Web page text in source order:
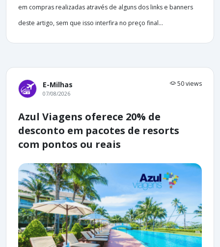
em compras realizadas através de alguns dos links e banners
deste artigo, sem que isso interfira no preço final...
E-Milhas 50 views
07/08/2026
Azul Viagens oferece 20% de
desconto em pacotes de resorts
com pontos ou reais